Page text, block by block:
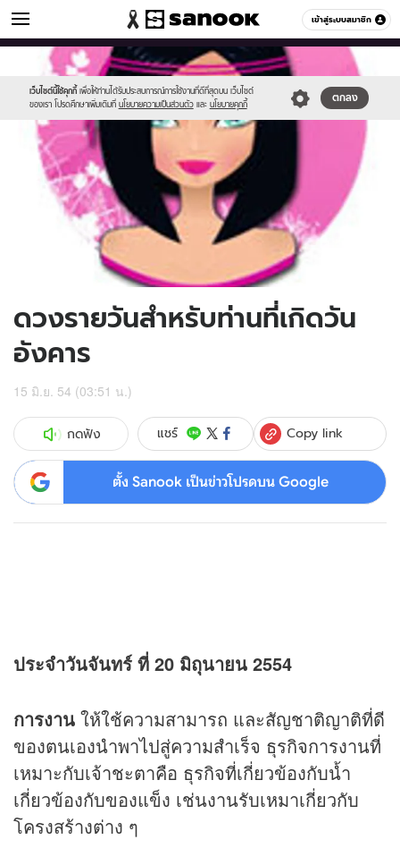
เข้าสู่ระบบสมาชิก
ดูดวง หมวดอื่นๆ
เว็บไซต์นี้ใช้คุกกี้ เพื่อให้ท่านได้รับประสบการณ์การใช้งานที่ดีที่สุดบน เว็บไซต์
ของเรา โปรดศึกษาเพิ่มเติมที่ นโยบายความเป็นส่วนตัว และ นโยบายคุกกี้
ตกลง
Sanook
//s.isanook.com/sr/0/images/logo-
sanook.png
//s.isanook.com/ho/0/ud/3/15397/170-
ดวงรายวันสำหรับท่านที่เกิดวัน
อังคาร
15 มิ.ย. 54 (03:51 น.)
กดฟัง แชร์ Copy link
ตั้ง Sanook เป็นข่าวโปรดบน Google
ประจำวันจันทร์ ที่ 20 มิถุนายน 2554
การงาน ให้ใช้ความสามารถ และสัญชาติญาติที่ดี
ของตนเองนำพาไปสู่ความสำเร็จ ธุรกิจการงานที่
เหมาะกับเจ้าชะตาคือ ธุรกิจที่เกี่ยวข้องกับน้ำ
เกี่ยวข้องกับของแข็ง เช่นงานรับเหมาเกี่ยวกับ
โครงสร้างต่าง ๆ